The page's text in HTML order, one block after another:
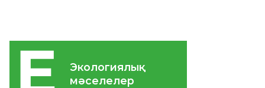
Экологиялық
мәселелер